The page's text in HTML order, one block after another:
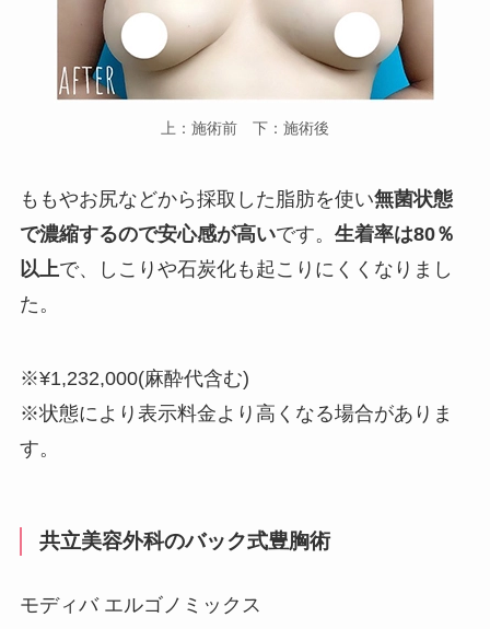
上：施術前 下：施術後
ももやお尻などから採取した脂肪を使い無菌状態
で濃縮するので安心感が高いです。 生着率は80％
以上で、しこりや石炭化も起こりにくくなりまし
た。
※¥1,232,000(麻酔代含む)
※状態により表示料金より高くなる場合がありま
す。
共立美容外科のバック式豊胸術
モディバ エルゴノミックス